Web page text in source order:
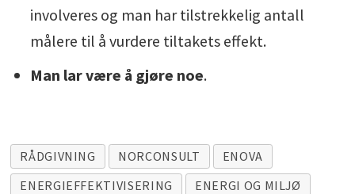
involveres og man har tilstrekkelig antall
målere til å vurdere tiltakets effekt.
Man lar være å gjøre noe.
RÅDGIVNING NORCONSULT
ENOVA
ENERGIEFFEKTIVISERING
ENERGI OG MILJØ